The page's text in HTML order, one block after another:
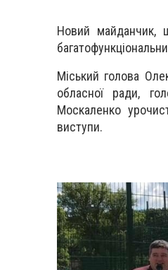
Новий майданчик,
Міський голова
обласної ради,
Москаленко
виступи.